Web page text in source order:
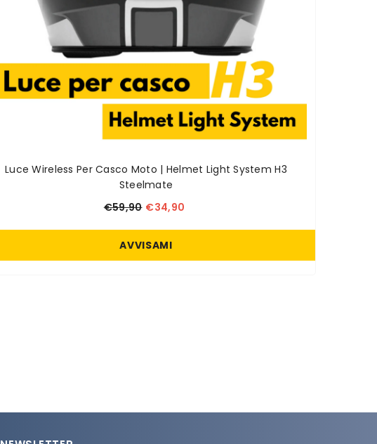
Luce Wireless Per Casco Moto | Helmet Light System H3
Steelmate
€59,90 €34,90
AVVISAMI